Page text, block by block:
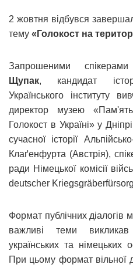
2 жовтня відбувся
тему «Голокост на
Запрошеними
Щупак, кандидат
Українського інституту
директор музею
Голокост в Україні» у
сучасної історії
Клаґенфурта (Австрія),
ради Німецької комісії
deutscher
Формат публічних діалогів
важливі теми
українських та німецьких
При цьому формат вільної